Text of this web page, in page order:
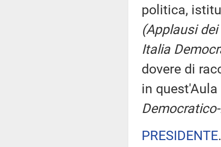
politica,
(Applausi
Italia
dovere di
in quest'Aula
PRESIDENTE